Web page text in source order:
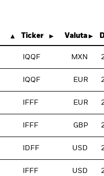
Ticker Valuta
IQQF MXN
IQQF EUR
IFFF EUR
IFFF GBP
IDFF USD
IFFF USD